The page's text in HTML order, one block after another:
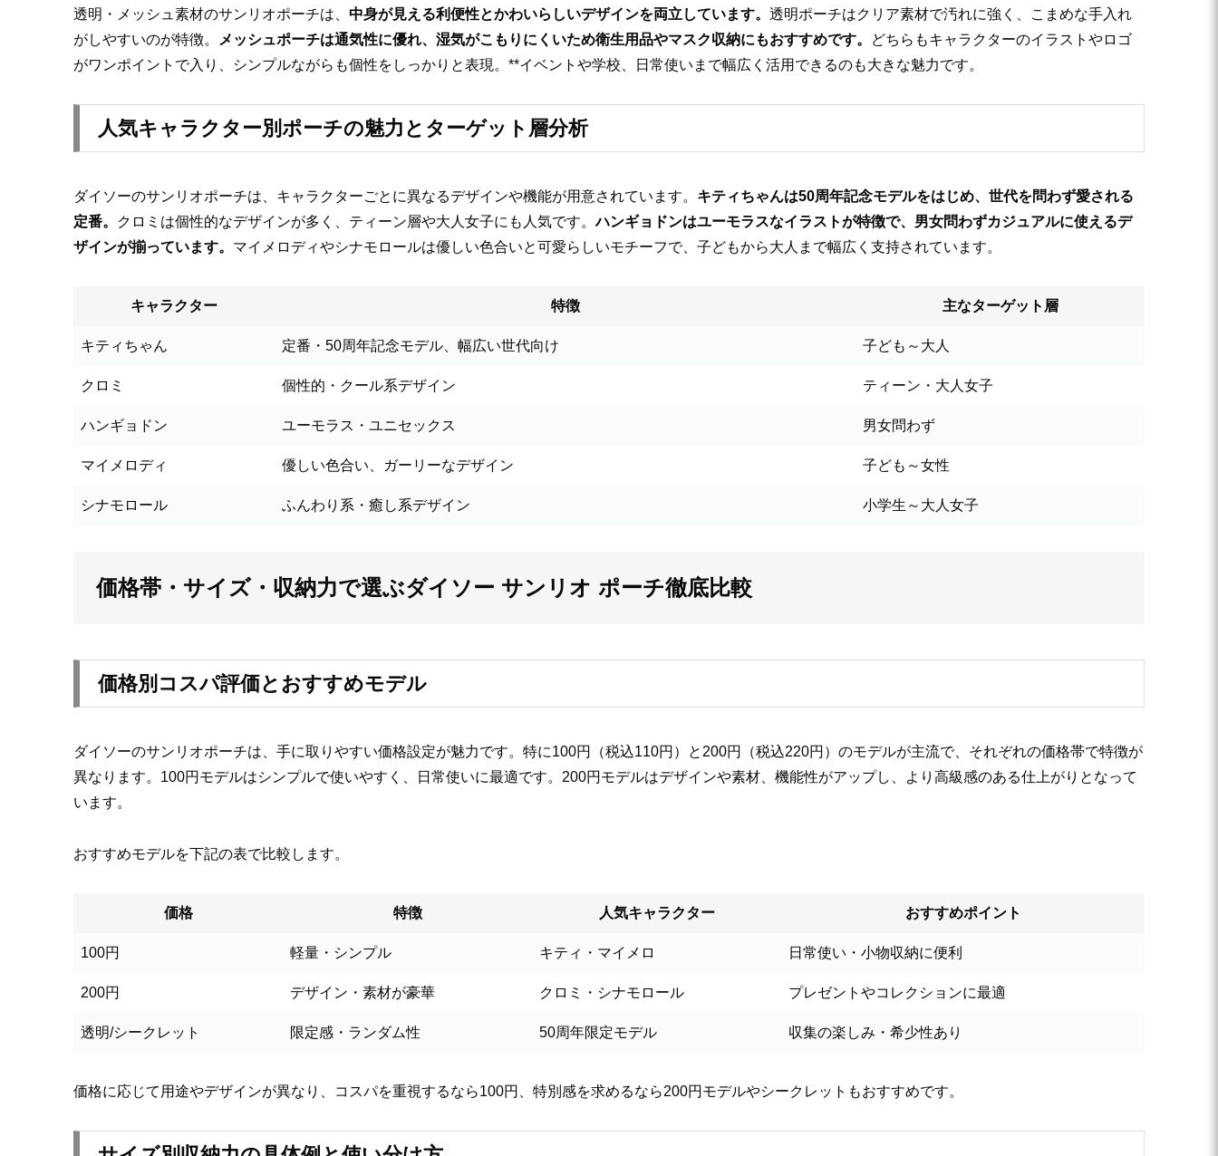
透明・メッシュ素材のサンリオポーチは、 中身が見える利便性とかわいらしいデザインを両立しています。 透明ポーチはクリア素材で汚れに強く、こまめな手入れ
がしやすいのが特徴。
メッシュポーチは通気性に優れ、湿気がこもりにくいため衛生用品やマスク収納にもおすすめです。
どちらもキャラクターのイラストやロゴ
がワンポイントで入り、シンプルながらも個性をしっかりと表現。**イベントや学校、日常使いまで幅広く活用できるのも大きな魅力です。
人気キャラクター別ポーチの魅力とターゲット層分析
ダイソーのサンリオポーチは、キャラクターごとに異なるデザインや機能が用意されています。 キティちゃんは50周年記念モデルをはじめ、世代を問わず愛される
定番。
クロミは個性的なデザインが多く、ティーン層や大人女子にも人気です。ハンギョドンはユーモラスなイラストが特徴で、男女問わずカジュアルに使えるデ
ザインが揃っています。 マイメロディやシナモロールは優しい色合いと可愛らしいモチーフで、子どもから大人まで幅広く支持されています。
キャラクター 特徴 主なターゲット層
キティちゃん 定番・50周年記念モデル、幅広い世代向け 子ども～大人
クロミ 個性的・クール系デザイン ティーン・大人女子
ハンギョドン ユーモラス・ユニセックス 男女問わず
マイメロディ 優しい色合い、ガーリーなデザイン 子ども～女性
シナモロール ふんわり系・癒し系デザイン 小学生～大人女子
価格帯・サイズ・収納力で選ぶダイソー サンリオ ポーチ徹底比較
価格別コスパ評価とおすすめモデル
ダイソーのサンリオポーチは、手に取りやすい価格設定が魅力です。特に100円（税込110円）と200円（税込220円）のモデルが主流で、それぞれの価格帯で特徴が
異なります。100円モデルはシンプルで使いやすく、日常使いに最適です。200円モデルはデザインや素材、機能性がアップし、より高級感のある仕上がりとなって
います。
おすすめモデルを下記の表で比較します。
価格 特徴 人気キャラクター おすすめポイント
100円 軽量・シンプル キティ・マイメロ 日常使い・小物収納に便利
200円 デザイン・素材が豪華 クロミ・シナモロール プレゼントやコレクションに最適
透明/シークレット 限定感・ランダム性 50周年限定モデル 収集の楽しみ・希少性あり
価格に応じて用途やデザインが異なり、コスパを重視するなら100円、特別感を求めるなら200円モデルやシークレットもおすすめです。